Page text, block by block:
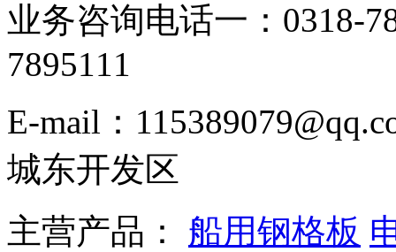
业务咨询电话一：0318-
7895111
E-mail：
城东开发区
主营产品： 船用钢格板